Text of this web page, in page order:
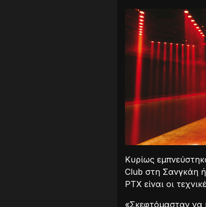
Κυρίως
Club στη Σανγκάη ή
PTX είναι οι
«Σκεφτόμασταν να